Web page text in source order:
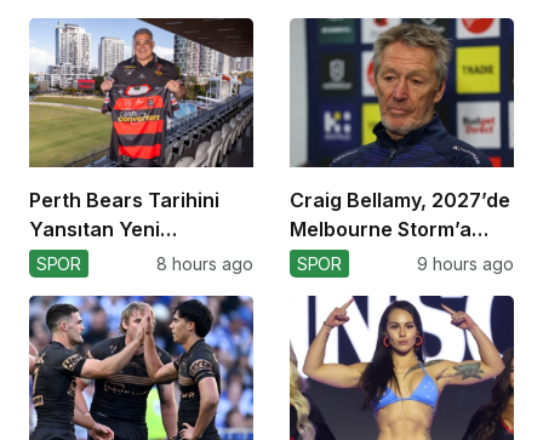
Perth Bears Tarihini
Yansıtan Yeni
Formasını Tanıttı
SPOR 8 hours ago
Craig Bellamy, 2027’de
Melbourne Storm’a
Dönüyor!
SPOR 9 hours ago